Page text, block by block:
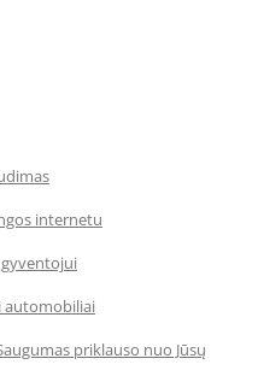
internetu
automobiliai
priklauso nuo Jūsų